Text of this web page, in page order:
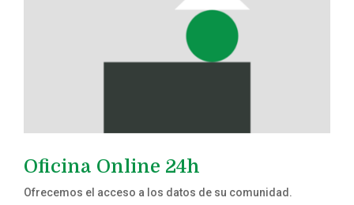
Oficina Online 24h
Ofrecemos el acceso a los datos de su comunidad.